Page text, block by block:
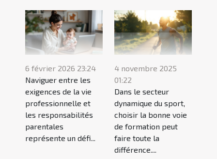
6 février 2026 23:24
Naviguer entre les
exigences de la vie
professionnelle et
les responsabilités
parentales
représente un défi...
4 novembre 2025
01:22
Dans le secteur
dynamique du sport,
choisir la bonne voie
de formation peut
faire toute la
différence....